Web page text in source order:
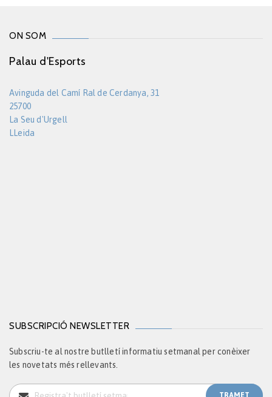
ON SOM
Palau d'Esports
Avinguda del Camí Ral de Cerdanya, 31
25700
La Seu d'Urgell
LLeida
SUBSCRIPCIÓ NEWSLETTER
Subscriu-te al nostre butlletí informatiu setmanal per conèixer
les novetats més rellevants.